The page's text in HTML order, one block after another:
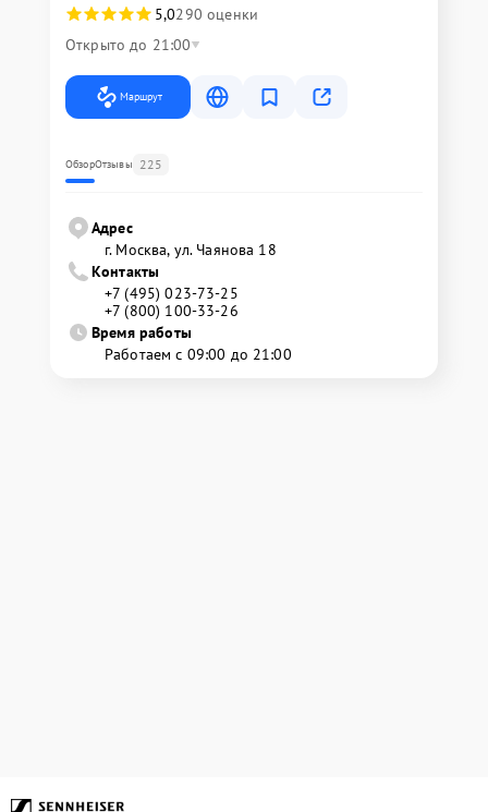
5,0290 оценки
Открыто до 21:00
Маршрут
ОбзорОтзывы 225
Адрес
г. Москва, ул. Чаянова 18
Контакты
+7 (495) 023-73-25
+7 (800) 100-33-26
Время работы
Работаем с 09:00 до 21:00